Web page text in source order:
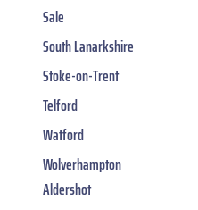
Sale
South Lanarkshire
Stoke-on-Trent
Telford
Watford
Wolverhampton
Aldershot